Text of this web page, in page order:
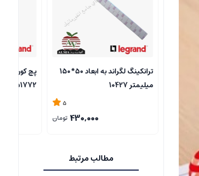
پچ کورد 1 متری Cat6UTP لگراند
51772
5
480,000 تومان
مکانیزم
77210
مطالب مرتبط